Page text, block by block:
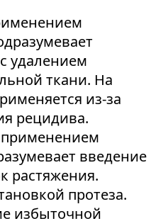
удалением
ткани. На
из-за
рецидива.
применением
введение
растяжения.
протеза.
избыточной